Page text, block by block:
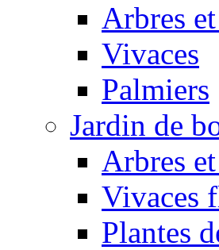
Arbres
Vivaces
Palmiers
Jardin de
Arbres
Vivaces
Plantes